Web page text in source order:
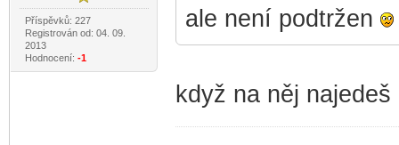
Příspěvků: 227
Registrován od: 04. 09.
2013
Hodnocení: -1
ale není podtržen
když na něj